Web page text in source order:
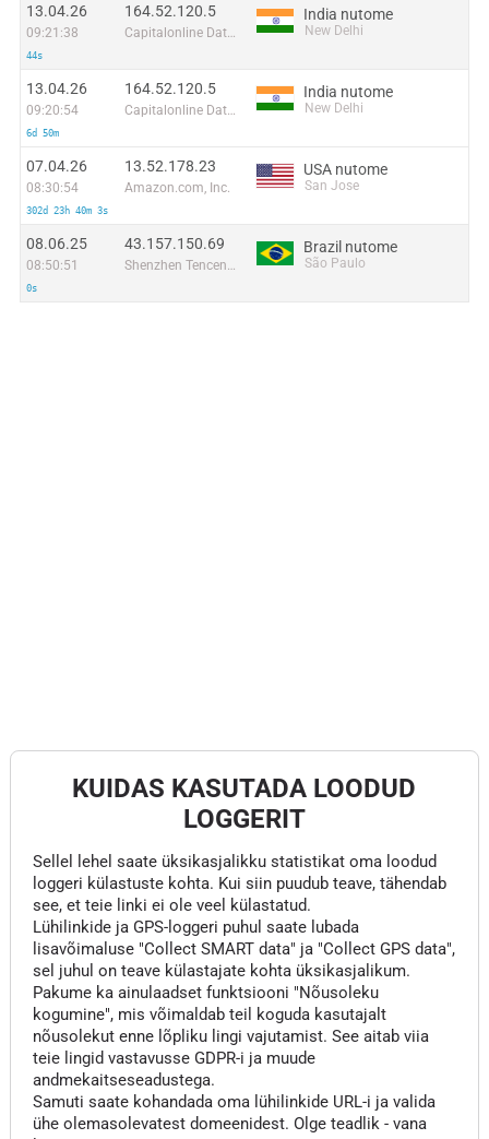
13.04.26
09:21:38
44s
164.52.120.5
Capitalonline Data Service (HK) Co
India nutome
New Delhi
13.04.26
09:20:54
6d 50m
164.52.120.5
Capitalonline Data Service (HK) Co
India nutome
New Delhi
07.04.26
08:30:54
302d 23h 40m 3s
13.52.178.23
Amazon.com, Inc.
USA nutome
San Jose
08.06.25
08:50:51
0s
43.157.150.69
Shenzhen Tencent Computer Systems Company Limited
Brazil nutome
São Paulo
KUIDAS KASUTADA LOODUD
LOGGERIT
Sellel lehel saate üksikasjalikku statistikat oma loodud
loggeri külastuste kohta. Kui siin puudub teave, tähendab
see, et teie linki ei ole veel külastatud.
Lühilinkide ja GPS-loggeri puhul saate lubada
lisavõimaluse "Collect SMART data" ja "Collect GPS data",
sel juhul on teave külastajate kohta üksikasjalikum.
Pakume ka ainulaadset funktsiooni "Nõusoleku
kogumine", mis võimaldab teil koguda kasutajalt
nõusolekut enne lõpliku lingi vajutamist. See aitab viia
teie lingid vastavusse GDPR-i ja muude
andmekaitseseadustega.
Samuti saate kohandada oma lühilinkide URL-i ja valida
ühe olemasolevatest domeenidest. Olge teadlik - vana